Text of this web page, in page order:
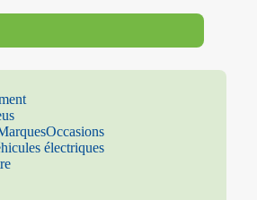
Occasions
électriques